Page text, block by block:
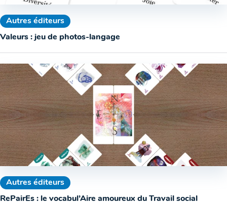
Autres éditeurs
Valeurs : jeu de photos-langage
Autres éditeurs
RePairEs : le vocabul’Aire amoureux du Travail social